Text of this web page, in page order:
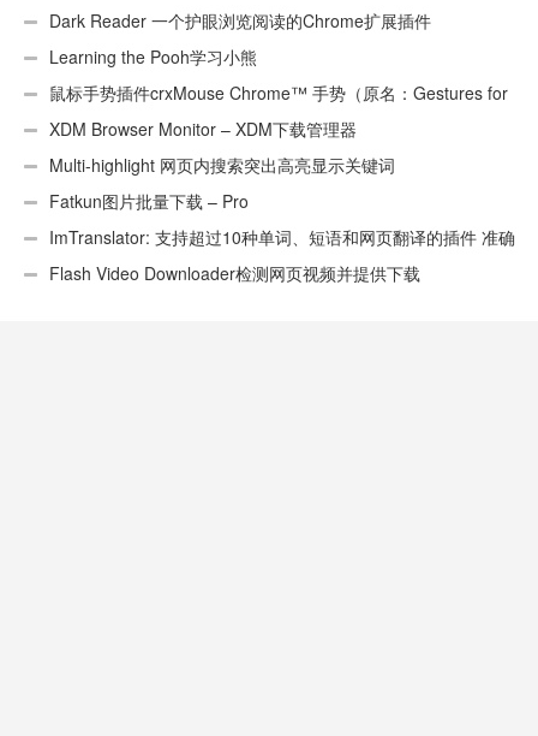
Dark Reader 一个护眼浏览阅读的Chrome扩展插件
Learning the Pooh学习小熊
鼠标手势插件crxMouse Chrome™ 手势（原名：Gestures for
Chrome(TM)汉化版）
XDM Browser Monitor – XDM下载管理器
Multi-highlight 网页内搜索突出高亮显示关键词
Fatkun图片批量下载 – Pro
ImTranslator: 支持超过10种单词、短语和网页翻译的插件 准确
性不错Flash Video Downloader检测网页视频并提供下载